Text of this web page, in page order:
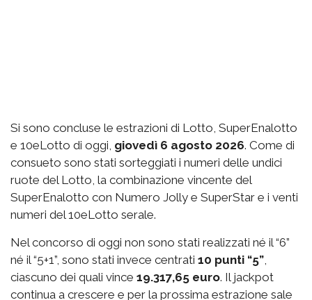
Si sono concluse le estrazioni di Lotto, SuperEnalotto
e 10eLotto di oggi, giovedì 6 agosto 2026. Come di
consueto sono stati sorteggiati i numeri delle undici
ruote del Lotto, la combinazione vincente del
SuperEnalotto con Numero Jolly e SuperStar e i venti
numeri del 10eLotto serale.
Nel concorso di oggi non sono stati realizzati né il “6”
né il “5+1”, sono stati invece centrati 10 punti “5”
ciascuno dei quali vince 19.317,65 euro. Il jackpot
continua a crescere e per la prossima estrazione sale